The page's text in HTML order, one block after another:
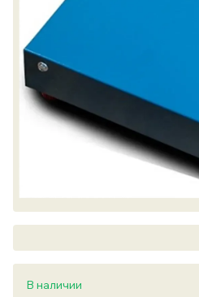
В наличии